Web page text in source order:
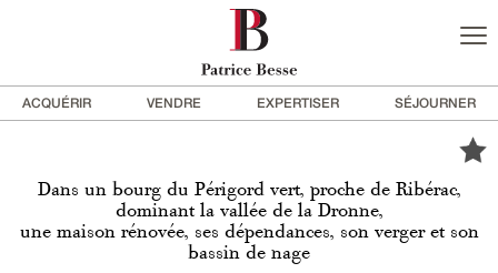
ACQUÉRIR VENDRE EXPERTISER SÉJOURNER
Dans un bourg du Périgord vert, proche de Ribérac,
dominant la vallée de la Dronne,
une maison rénovée, ses dépendances, son verger et son
bassin de nage